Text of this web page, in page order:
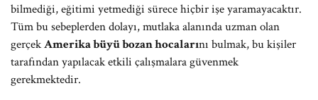
bilmediği, eğitimi yetmediği sürece hiçbir işe yaramayacaktır.
Tüm bu sebeplerden dolayı, mutlaka alanında uzman olan
gerçekAmerika büyü bozan hocalarını bulmak, bu kişiler
tarafından yapılacak etkili çalışmalara güvenmek
gerekmektedir.